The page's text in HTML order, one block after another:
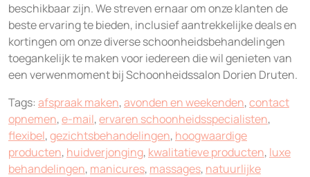
beschikbaar zijn. We streven ernaar om onze klanten de
beste ervaring te bieden, inclusief aantrekkelijke deals en
kortingen om onze diverse schoonheidsbehandelingen
toegankelijk te maken voor iedereen die wil genieten van
een verwenmoment bij Schoonheidssalon Dorien Druten.
Tags: afspraak maken,avonden en weekenden,contact
opnemen,e-mail,ervaren schoonheidsspecialisten,
flexibel,gezichtsbehandelingen, hoogwaardige
producten, huidverjonging, kwalitatieve producten, luxe
behandelingen, manicures, massages, natuurlijke